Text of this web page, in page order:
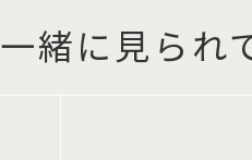
一緒に見られ